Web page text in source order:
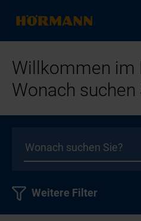
Willkommen im
Wonach suchen
Weitere Filter